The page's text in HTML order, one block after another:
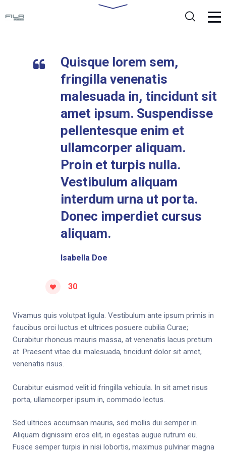
Quisque lorem sem,
fringilla venenatis
malesuada in, tincidunt sit
amet ipsum. Suspendisse
pellentesque enim et
ullamcorper aliquam.
Proin et turpis nulla.
Vestibulum aliquam
interdum urna ut porta.
Donec imperdiet cursus
aliquam.
Isabella Doe
30
Vivamus quis volutpat ligula. Vestibulum ante ipsum primis in
faucibus orci luctus et ultrices posuere cubilia Curae;
Curabitur rhoncus mauris massa, at venenatis lacus pretium
at. Praesent vitae dui malesuada, tincidunt dolor sit amet,
venenatis risus.
Curabitur euismod velit id fringilla vehicula. In sit amet risus
porta, ullamcorper ipsum in, commodo lectus.
Sed ultrices accumsan mauris, sed mollis dui semper in.
Aliquam dignissim eros elit, in egestas augue rutrum eu.
Fusce semper turpis in nisi lobortis, maximus pulvinar magna